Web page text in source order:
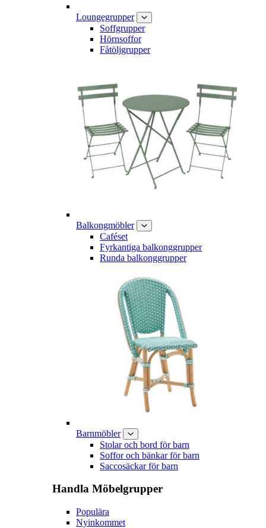
Loungegrupper
Soffgrupper
Hörnsoffor
Fåtöljgrupper
Balkongmöbler
Caféset
Fyrkantiga balkonggrupper
Runda balkonggrupper
Barnmöbler
Stolar och bord för barn
Soffor och bänkar för barn
Saccosäckar för barn
Handla Möbelgrupper
Populära
Nyinkommet